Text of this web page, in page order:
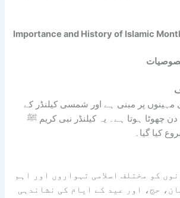
Importance and History of Islamic
مہینوں پر مبنی ہے اور شمسی کیلنڈر کے
مقابلے میں تقریباً 11 دن چھوٹا ہوتا ہے۔ یہ کیلنڈر نبی کریم ﷺ
کیا گیا۔
کو مختلف اسلامی تہواروں اور اہم
حج، اور عید کے ایام کی نشاندہی